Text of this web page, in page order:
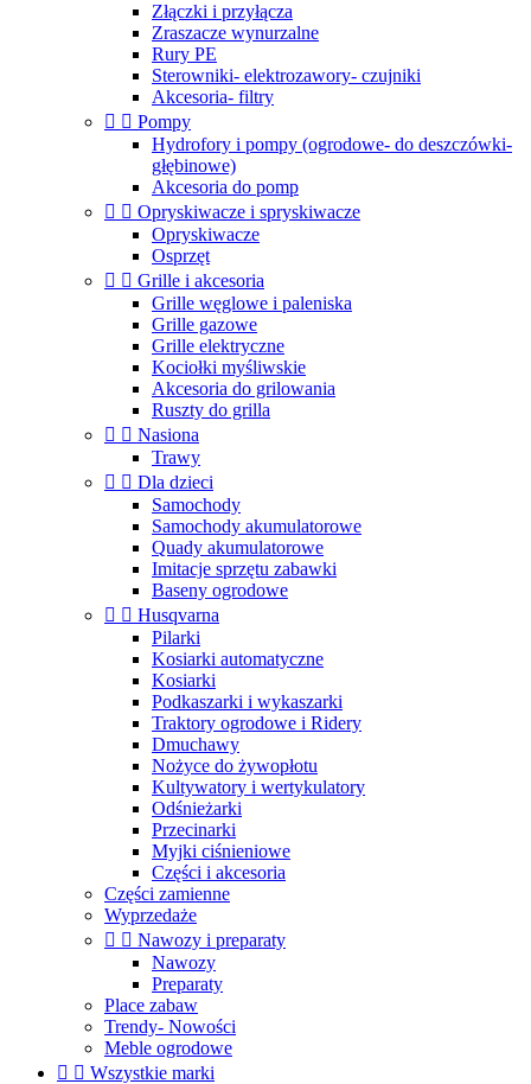
Złączki i przyłącza
Zraszacze wynurzalne
Rury PE
Sterowniki- elektrozawory- czujniki
Akcesoria- filtry
  Pompy
Hydrofory i pompy (ogrodowe- do deszczówki-
głębinowe)
Akcesoria do pomp
  Opryskiwacze i spryskiwacze
Opryskiwacze
Osprzęt
  Grille i akcesoria
Grille węglowe i paleniska
Grille gazowe
Grille elektryczne
Kociołki myśliwskie
Akcesoria do grilowania
Ruszty do grilla
  Nasiona
Trawy
  Dla dzieci
Samochody
Samochody akumulatorowe
Quady akumulatorowe
Imitacje sprzętu zabawki
Baseny ogrodowe
  Husqvarna
Pilarki
Kosiarki automatyczne
Kosiarki
Podkaszarki i wykaszarki
Traktory ogrodowe i Ridery
Dmuchawy
Nożyce do żywopłotu
Kultywatory i wertykulatory
Odśnieżarki
Przecinarki
Myjki ciśnieniowe
Części i akcesoria
Części zamienne
Wyprzedaże
  Nawozy i preparaty
Nawozy
Preparaty
Place zabaw
Trendy- Nowości
Meble ogrodowe
  Wszystkie marki